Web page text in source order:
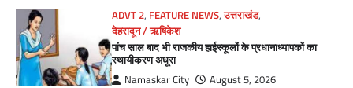
ADVT 2, FEATURE NEWS,उत्तराखंड,
देहरादून / ऋषिकेश
पांच साल बाद भी राजकीय हाईस्कूलों के प्रधानाध्यापकों का
स्थायीकरण अधूरा
Namaskar City August 5, 2026